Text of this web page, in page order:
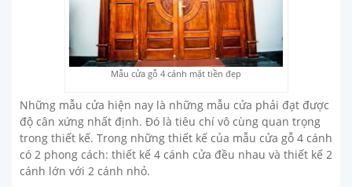
Mẫu cửa gỗ 4 cánh mặt tiền đẹp
Những mẫu cửa hiện nay là những mẫu cửa phải đạt được
độ cân xứng nhất định. Đó là tiêu chí vô cùng quan trọng
trong thiết kế. Trong những thiết kế của mẫu cửa gỗ 4 cánh
có 2 phong cách: thiết kế 4 cánh cửa đều nhau và thiết kế 2
cánh lớn với 2 cánh nhỏ.